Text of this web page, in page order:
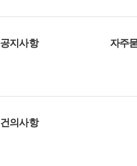
공지사항 자주
건의사항